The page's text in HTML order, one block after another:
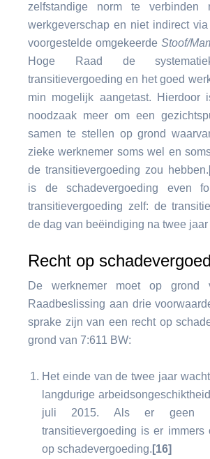
zelfstandige norm te verbinden
werkgeverschap en niet indirect
voorgestelde omgekeerde Stoof/
Hoge Raad de
transitievergoeding en het goed
min mogelijk aangetast. Hierdoor
noodzaak meer om een
samen te stellen op grond
zieke werknemer soms wel en
de transitievergoeding zou hebben.
is de schadevergoeding even
transitievergoeding zelf: de
de dag van beëindiging na twee jaar
Recht op
De werknemer moet op grond
Raadbeslissing aan drie
sprake zijn van een recht op
grond van 7:611 BW:
Het einde van de twee jaar
langdurige
juli 2015. Als er geen
transitievergoeding is er immers
op schadevergoeding. [16]